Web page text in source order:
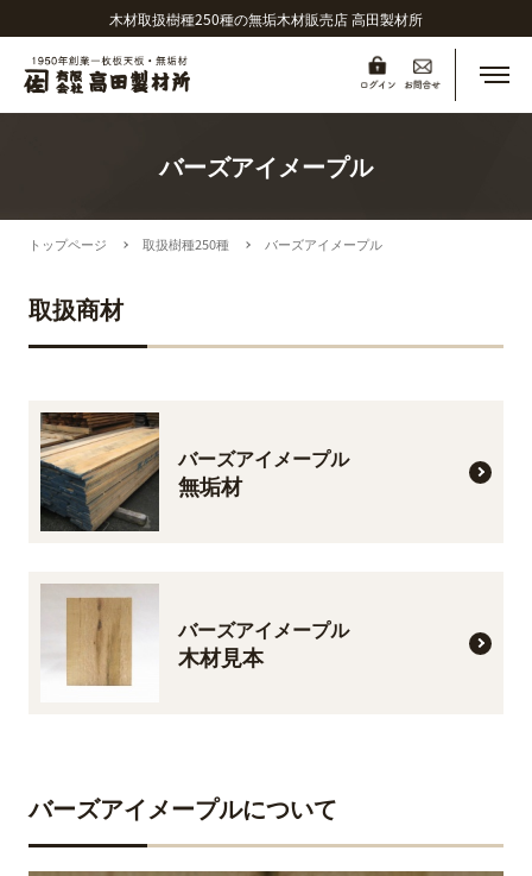
木材取扱樹種250種の無垢木材販売店 高田製材所
メニ
バーズアイメープル
トップページ 取扱樹種250種 バーズアイメープル
取扱商材
バーズアイメープル
無垢材
バーズアイメープル
木材見本
バーズアイメープルについて